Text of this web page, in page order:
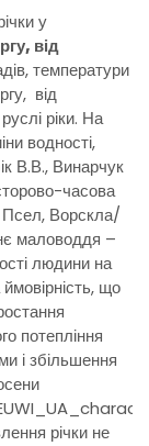
у
від
температури
від
ріки. На
водності,
В.В., Винарчук
часова
Псел, Ворскла/
маловоддя –
людини на
що
потепління
і збільшення
річки не